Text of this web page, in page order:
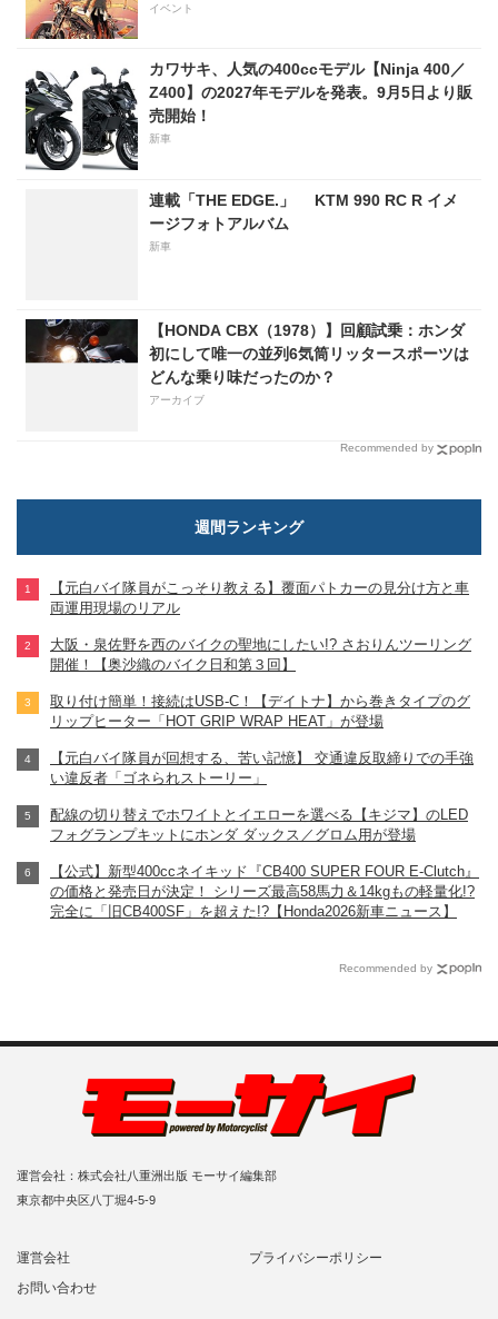
イベント
カワサキ、人気の400ccモデル【Ninja 400／
Z400】の2027年モデルを発表。9月5日より販
売開始！
新車
連載「THE EDGE.」 KTM 990 RC R イメ
ージフォトアルバム
新車
【HONDA CBX（1978）】回顧試乗：ホンダ
初にして唯一の並列6気筒リッタースポーツは
どんな乗り味だったのか？
アーカイブ
Recommended by
週間ランキング
【元白バイ隊員がこっそり教える】覆面パトカーの見分け方と車
両運用現場のリアル
大阪・泉佐野を西のバイクの聖地にしたい!? さおりんツーリング
開催！【奥沙織のバイク日和第３回】
取り付け簡単！接続はUSB-C！【デイトナ】から巻きタイプのグ
リップヒーター「HOT GRIP WRAP HEAT」が登場
【元白バイ隊員が回想する、苦い記憶】 交通違反取締りでの手強
い違反者「ゴネられストーリー」
配線の切り替えでホワイトとイエローを選べる【キジマ】のLED
フォグランプキットにホンダ ダックス／グロム用が登場
【公式】新型400ccネイキッド『CB400 SUPER FOUR E-Clutch』
の価格と発売日が決定！ シリーズ最高58馬力＆14kgもの軽量化!?
完全に「旧CB400SF」を超えた!?【Honda2026新車ニュース】
Recommended by
運営会社：株式会社八重洲出版 モーサイ編集部
東京都中央区八丁堀4-5-9
運営会社
プライバシーポリシー
お問い合わせ